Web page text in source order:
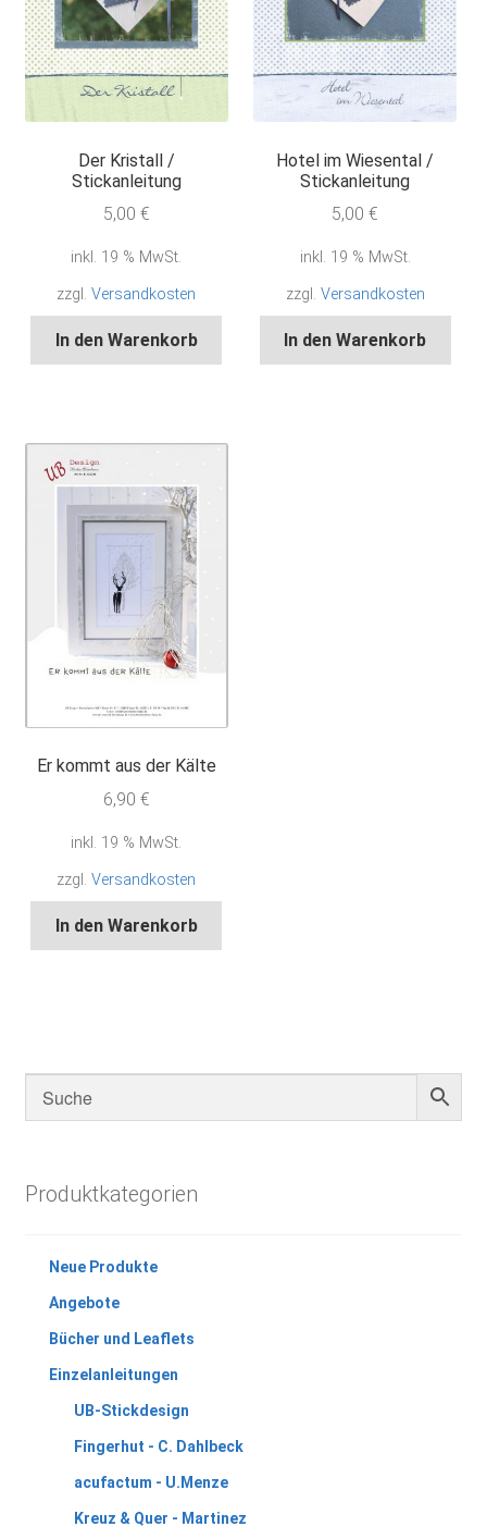
Der Kristall /
Stickanleitung
5,00 €
inkl. 19 % MwSt.
zzgl.Versandkosten
In den Warenkorb
Hotel im Wiesental /
Stickanleitung
5,00€
inkl. 19 % MwSt.
zzgl. Versandkosten
In den Warenkorb
Er kommt aus der Kälte
6,90 €
inkl. 19 % MwSt.
zzgl.Versandkosten
In den Warenkorb
Produktkategorien
Neue Produkte
Angebote
Bücher und Leaflets
Einzelanleitungen
UB-Stickdesign
Fingerhut - C. Dahlbeck
acufactum - U.Menze
Kreuz & Quer - Martinez